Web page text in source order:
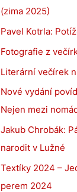
(zima 2025)
Pavel Kotrla:
Fotografie z
Literární večírek
Nové vydání
Nejen mezi
Jakub Chrobák:
narodit v Lužné
Textíky 2024 –
perem 2024